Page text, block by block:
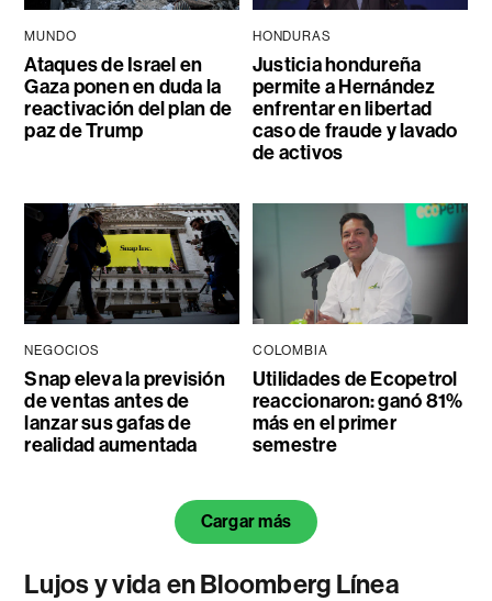
MUNDO
Ataques de Israel en
Gaza ponen en duda la
reactivación del plan de
paz de Trump
HONDURAS
Justicia hondureña
permite a Hernández
enfrentar en libertad
caso de fraude y lavado
de activos
NEGOCIOS
Snap eleva la previsión
de ventas antes de
lanzar sus gafas de
realidad aumentada
COLOMBIA
Utilidades de Ecopetrol
reaccionaron: ganó 81%
más en el primer
semestre
Cargar más
Lujos y vida en Bloomberg Línea